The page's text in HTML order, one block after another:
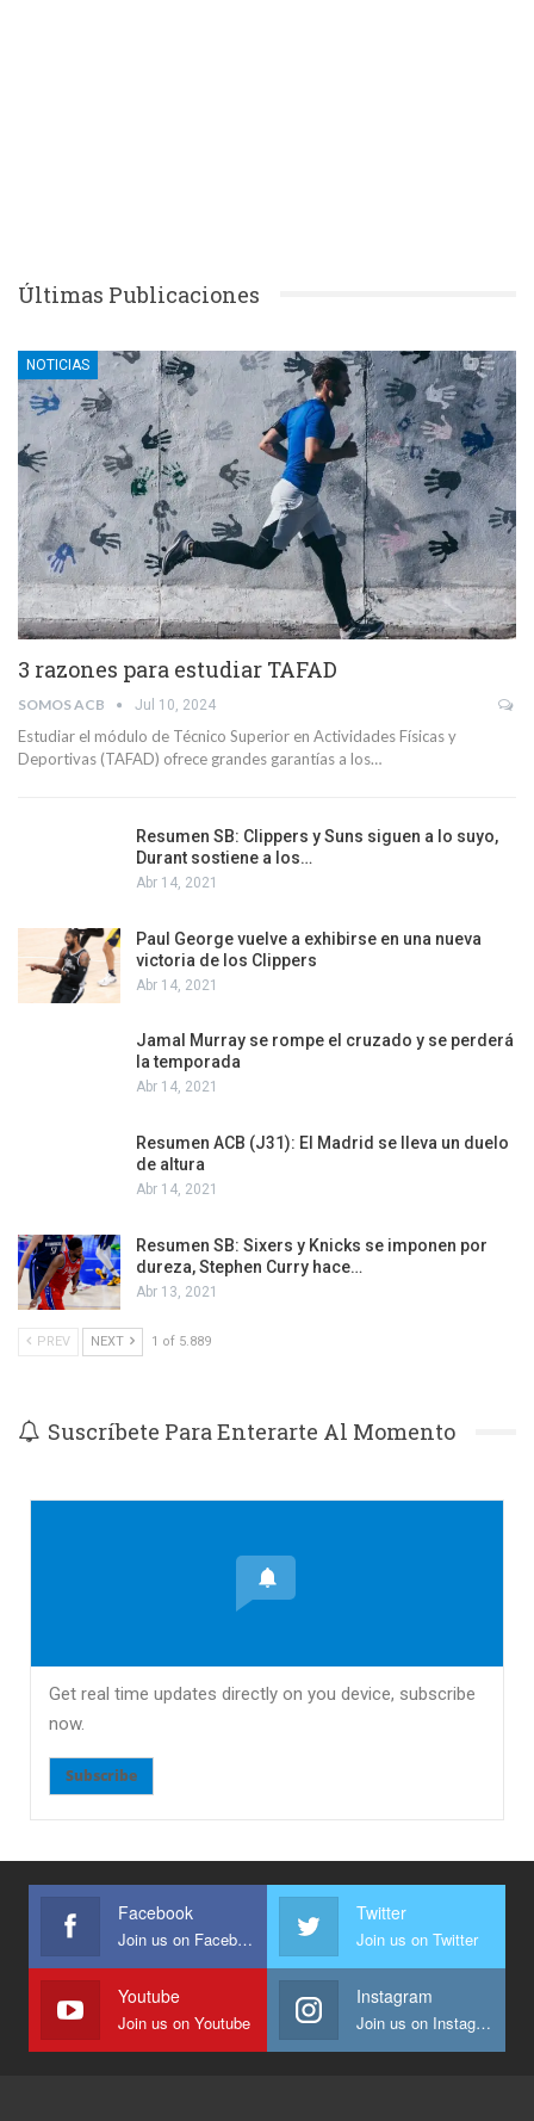
Últimas Publicaciones
NOTICIAS
3 razones para estudiar TAFAD
SOMOS ACB Jul 10, 2024
Estudiar el módulo de Técnico Superior en Actividades Físicas y
Deportivas (TAFAD) ofrece grandes garantías a los…
Resumen SB: Clippers y Suns siguen a lo suyo,
Durant sostiene a los…
Abr 14, 2021
Paul George vuelve a exhibirse en una nueva
victoria de los Clippers
Abr 14, 2021
Jamal Murray se rompe el cruzado y se perderá
la temporada
Abr 14, 2021
Resumen ACB (J31): El Madrid se lleva un duelo
de altura
Abr 14, 2021
Resumen SB: Sixers y Knicks se imponen por
dureza, Stephen Curry hace…
Abr 13, 2021
PREV NEXT 1 of 5.889
Suscríbete Para Enterarte Al Momento
Get real time updates directly on you device, subscribe
now.
Subscribe
Facebook
Join us on Facebook
Twitter
Join us on Twitter
Youtube
Join us on Youtube
Instagram
Join us on Instagram